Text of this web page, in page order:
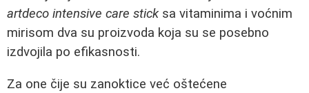
artdeco intensive care sticksa vitaminima i voćnim
mirisom dva su proizvoda koja su se posebno
izdvojila po efikasnosti.
Za one čije su zanoktice već oštećene